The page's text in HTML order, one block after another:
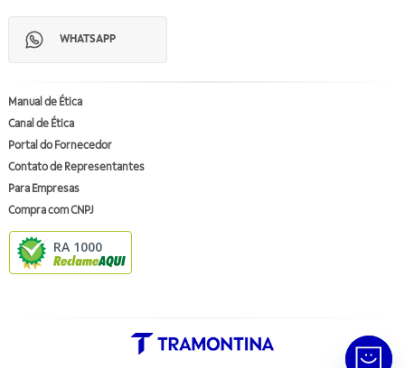
WHATSAPP
Manual de Ética
Canal de Ética
Portal do Fornecedor
Contato de Representantes
Para Empresas
Compra com CNPJ
RA 1000